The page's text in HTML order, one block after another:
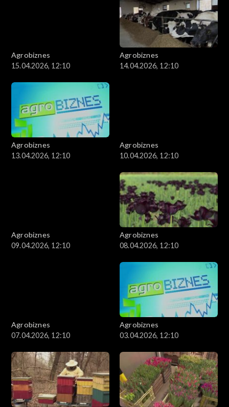
Agrobiznes
15.04.2026, 12:10
Agrobiznes
14.04.2026, 12:10
Agrobiznes
13.04.2026, 12:10
Agrobiznes
10.04.2026, 12:10
Agrobiznes
09.04.2026, 12:10
Agrobiznes
08.04.2026, 12:10
Agrobiznes
07.04.2026, 12:10
Agrobiznes
03.04.2026, 12:10